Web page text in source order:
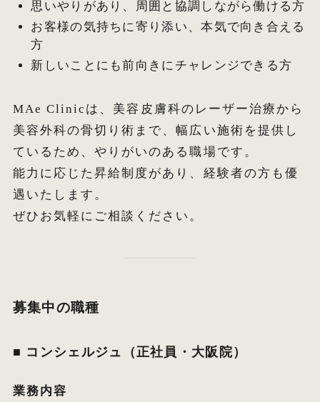
思いやりがあり、周囲と協調しながら働ける方
お客様の気持ちに寄り添い、本気で向き合える
方
新しいことにも前向きにチャレンジできる方
MAe Clinicは、美容皮膚科のレーザー治療から
美容外科の骨切り術まで、幅広い施術を提供し
ているため、やりがいのある職場です。
能力に応じた昇給制度があり、経験者の方も優
遇いたします。
ぜひお気軽にご相談ください。
募集中の職種
■ コンシェルジュ（正社員・大阪院）
業務内容